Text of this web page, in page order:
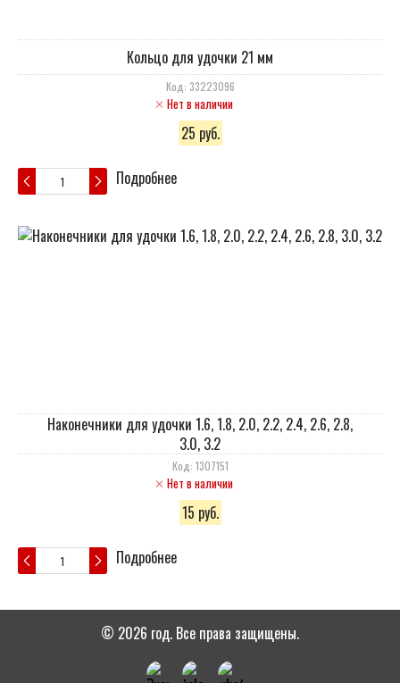
Кольцо для удочки 21 мм
Код: 33223096
Нет в наличии
25 руб.
Подробнее
Наконечники для удочки 1.6, 1.8, 2.0, 2.2, 2.4, 2.6, 2.8,
3.0, 3.2
Код: 1307151
Нет в наличии
15 руб.
Подробнее
© 2026 год. Все права защищены.